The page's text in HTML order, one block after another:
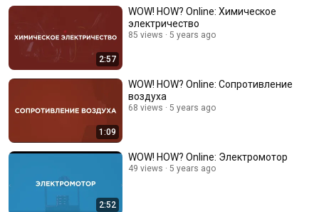
2:57
WOW! HOW? Online: Химическое
электричество
85 views 5 years ago
1:09
WOW! HOW? Online: Сопротивление
воздуха
68 views 5 years ago
2:52
WOW! HOW? Online: Электромотор
49 views 5 years ago